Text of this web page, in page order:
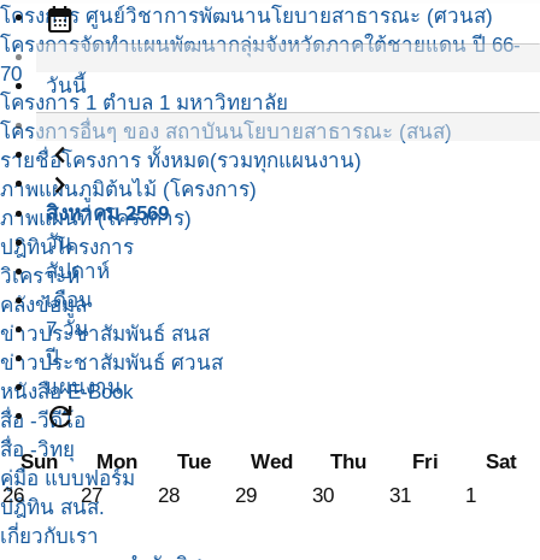
โครงการ ศูนย์วิชาการพัฒนานโยบายสาธารณะ (ศวนส)
โครงการจัดทำแผนพัฒนากลุ่มจังหวัดภาคใต้ชายแดน ปี 66-
70
โครงการ 1 ตำบล 1 มหาวิทยาลัย
โครงการอื่นๆ ของ สถาบันนโยบายสาธารณะ (สนส)
รายชื่อโครงการ ทั้งหมด(รวมทุกแผนงาน)
ภาพแผนภูมิต้นไม้ (โครงการ)
ภาพแผนที่ (โครงการ)
ปฎิทินโครงการ
วิเคราะห์
คลังข้อมูล
ข่าวประชาสัมพันธ์ สนส
ข่าวประชาสัมพันธ์ ศวนส
หนังสือ E-Book
สื่อ -วีดีโอ
สื่อ -วิทยุ
คู่มือ แบบฟอร์ม
ปฎิทิน สนส.
เกี่ยวกับเรา
calendar_month
วันนี้
navigate_before
navigate_next
สิงหาคม 2569
วัน
สัปดาห์
เดือน
7 วัน
ปี
แผนงาน
refresh
Sun Mon Tue Wed Thu Fri
Sat
26
27 28 29 30 31 1